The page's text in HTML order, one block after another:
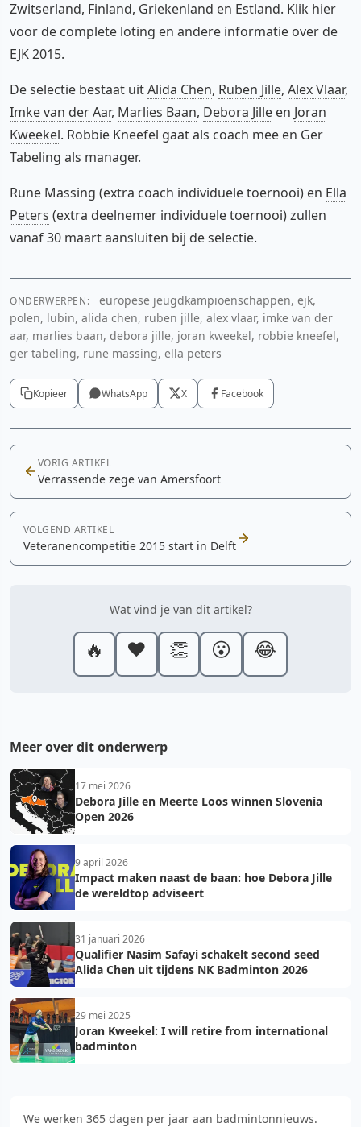
Zwitserland, Finland, Griekenland en Estland. Klik hier
voor de complete loting en andere informatie over de
EJK 2015.
De selectie bestaat uitAlida Chen, Ruben Jille, Alex Vlaar,
Imke van der Aar, Marlies Baan, Debora Jille en Joran
Kweekel. Robbie Kneefel gaat als coach mee en Ger
Tabeling als manager.
Rune Massing (extra coach individuele toernooi) en Ella
Peters (extra deelnemer individuele toernooi) zullen
vanaf 30 maart aansluiten bij de selectie.
ONDERWERPEN:
europese jeugdkampioenschappen, ejk,
polen, lubin, alida chen, ruben jille, alex vlaar, imke van der
aar, marlies baan, debora jille, joran kweekel, robbie kneefel,
ger tabeling, rune massing, ella peters
Kopieer WhatsApp X Facebook
VORIG ARTIKEL
Verrassende zege van Amersfoort
VOLGEND ARTIKEL
Veteranencompetitie 2015 start in Delft
Wat vind je van dit artikel?
🔥 ❤️ 👏 😮 😂
Meer over dit onderwerp
17 mei 2026
Debora Jille en Meerte Loos winnen Slovenia
Open 2026
9 april 2026
Impact maken naast de baan: hoe Debora Jille
de wereldtop adviseert
31 januari 2026
Qualifier Nasim Safayi schakelt second seed
Alida Chen uit tijdens NK Badminton 2026
29 mei 2025
Joran Kweekel: I will retire from international
badminton
We werken 365 dagen per jaar aan badmintonnieuws.